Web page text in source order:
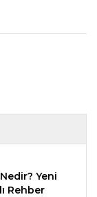
Yeni
Rehber